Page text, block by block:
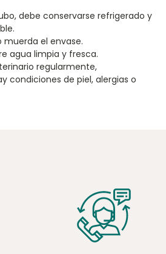
debe conservarse refrigerado y
muerda el envase.
agua limpia y fresca.
regularmente,
condiciones de piel, alergias o